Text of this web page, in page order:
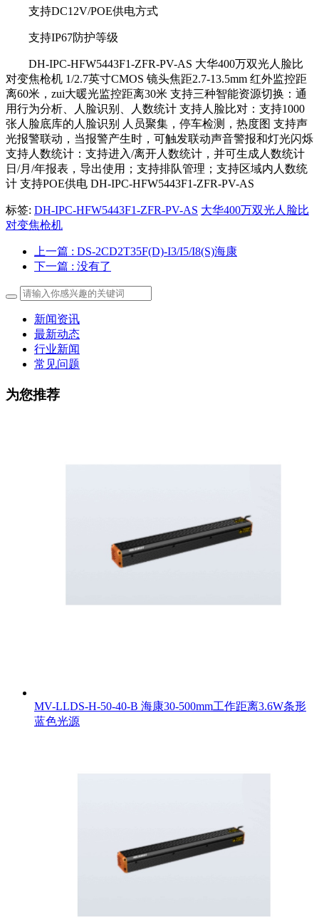
支持DC12V/POE供电方式
支持IP67防护等级
DH-IPC-HFW5443F1-ZFR-PV-AS 大华400万双光人脸比
对变焦枪机 1/2.7英寸CMOS 镜头焦距2.7-13.5mm 红外监控距
离60米，zui大暖光监控距离30米 支持三种智能资源切换：通
用行为分析、人脸识别、人数统计 支持人脸比对：支持1000
张人脸底库的人脸识别 人员聚集，停车检测，热度图 支持声
光报警联动，当报警产生时，可触发联动声音警报和灯光闪烁
支持人数统计：支持进入/离开人数统计，并可生成人数统计
日/月/年报表，导出使用；支持排队管理；支持区域内人数统
计 支持POE供电 DH-IPC-HFW5443F1-ZFR-PV-AS
标签: DH-IPC-HFW5443F1-ZFR-PV-AS 大华400万双光人脸比
对变焦枪机
上一篇 : DS-2CD2T35F(D)-I3/I5/I8(S)海康
下一篇 : 没有了
新闻资讯
最新动态
行业新闻
常见问题
为您推荐
MV-LLDS-H-50-40-B 海康30-500mm工作距离3.6W条形
蓝色光源